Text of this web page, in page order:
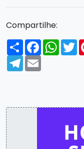
Compartilhe:
Compartilhar
Facebook
Telegram
Email